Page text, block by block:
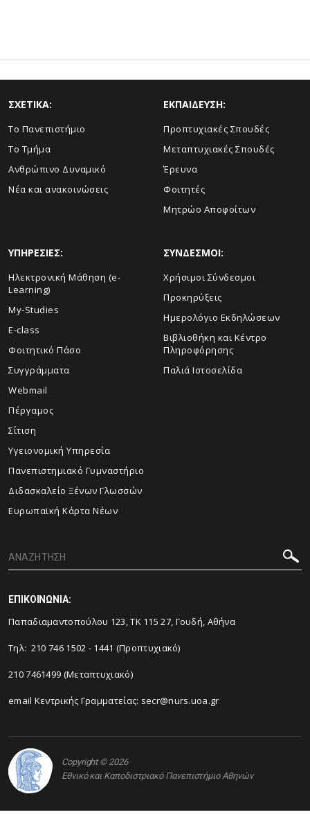
ΣΧΕΤΙΚΑ:
Το Πανεπιστήμιο
Το Τμήμα
Ανθρώπινο Δυναμικό
Νέα και ανακοινώσεις
ΕΚΠΑΙΔΕΥΣΗ:
Προπτυχιακές Σπουδές
Μεταπτυχιακές Σπουδές
Έρευνα
Φοιτητές
Μητρώο Αποφοίτων
ΥΠΗΡΕΣΙΕΣ:
Ηλεκτρονική Μάθηση (e-
Learning)
My-Studies
E-class
Φοιτητικό Πάσο
Συγγράμματα
Webmail
Πέργαμος
Σίτιση
Υγειονομική Υπηρεσία
Πανεπιστημιακό Γυμναστήριο
Διδασκαλείο Ξένων Γλωσσών
Ευρωπαϊκή Κάρτα Νέων
ΣΥΝΔΕΣΜΟΙ:
Χρήσιμοι Σύνδεσμοι
Προκηρύξεις
Ημερολόγιο Εκδηλώσεων
Βιβλιοθήκη και Κέντρο
Πληροφόρησης
Παλιά Ιστοσελίδα
ΕΠΙΚΟΙΝΩΝΙΑ:
Παπαδιαμαντοπούλου 123, ΤΚ 115 27, Γουδή, Αθήνα
Τηλ: 210 746 1502 - 1441 (Προπτυχιακό)
210 7461499 (Μεταπτυχιακό)
email Κεντρικής Γραμματείας: secr@nurs.uoa.gr
Copyright © 2026
Εθνικό και Καποδιστριακό Πανεπιστήμιο Αθηνών